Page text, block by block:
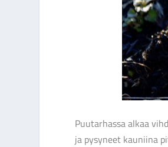
Puutarhassa alkaa
ja pysyneet kauniina